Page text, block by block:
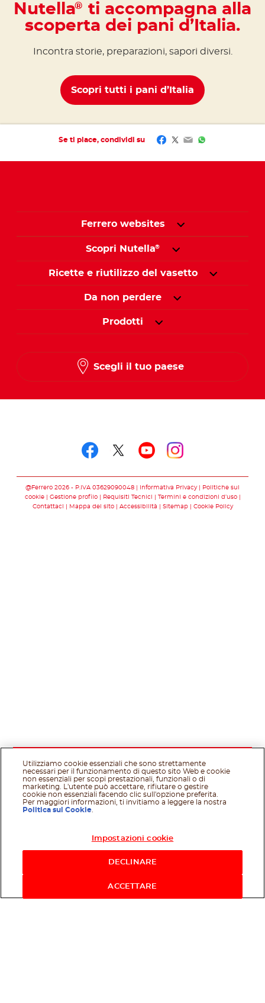
Nutella®
ti accompagna alla
scoperta dei pani d’Italia.
Incontra storie, preparazioni, sapori diversi.
Scopri tutti i pani d’Italia
Se ti piace, condividi su Facebook
Twitter
EmailWhatsApp
Ferrero websites
Scopri Nutella®
Ricette e riutilizzo del vasetto
Da non perdere
Prodotti
Scegli il tuo paese
@Ferrero 2026 - P.IVA 03629090048 Informativa Privacy
Politiche sui
cookie
Gestione profilo Requisiti Tecnici
Termini e condizioni d’uso
Contattaci
Mappa del sito Accessibilità Sitemap Cookie Policy
Utilizziamo cookie essenziali che sono strettamente
necessari per il funzionamento di questo sito Web e cookie
non essenziali per scopi prestazionali, funzionali o di
marketing. L'utente può accettare, rifiutare o gestire
cookie non essenziali facendo clic sull'opzione preferita.
Per maggiori informazioni, ti invitiamo a leggere la nostra
Politica sui Cookie
Impostazioni cookie
DECLINARE
ACCETTARE